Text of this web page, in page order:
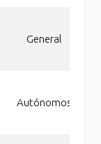
General
Autónomos